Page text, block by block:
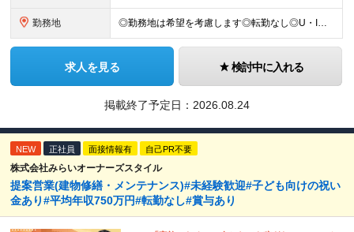
勤務地 ◎勤務地は希望を考慮します◎転勤なし◎U・Iターン歓迎 【本社】 大阪府大阪市西区京町堀１丁目１８−１５ 藤原ビル 2F ■以下、全国の各支店 ◎東北・関東エリア：仙台・千葉・東京第一（上野）・東
求人を見る 検討中に入れる
掲載終了予定日： 2026.08.24
NEW 正社員 面接情報有 自己PR不要
株式会社みらいオーナーズスタイル
提案営業(建物修繕・メンテナンス)#未経験歓迎#子ども向けの祝い
金あり#平均年収750万円#転勤なし#賞与あり